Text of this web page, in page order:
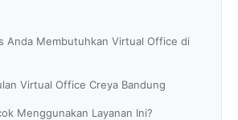
Anda Membutuhkan Virtual Office di
Virtual Office Creya Bandung
Menggunakan Layanan Ini?